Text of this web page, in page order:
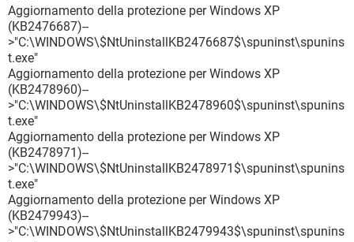
Aggiornamento della protezione per Windows XP
(KB2476687)--
>"C:\WINDOWS\$NtUninstallKB2476687$\spuninst\spunins
t.exe"
Aggiornamento della protezione per Windows XP
(KB2478960)--
>"C:\WINDOWS\$NtUninstallKB2478960$\spuninst\spunins
t.exe"
Aggiornamento della protezione per Windows XP
(KB2478971)--
>"C:\WINDOWS\$NtUninstallKB2478971$\spuninst\spunins
t.exe"
Aggiornamento della protezione per Windows XP
(KB2479943)--
>"C:\WINDOWS\$NtUninstallKB2479943$\spuninst\spunins